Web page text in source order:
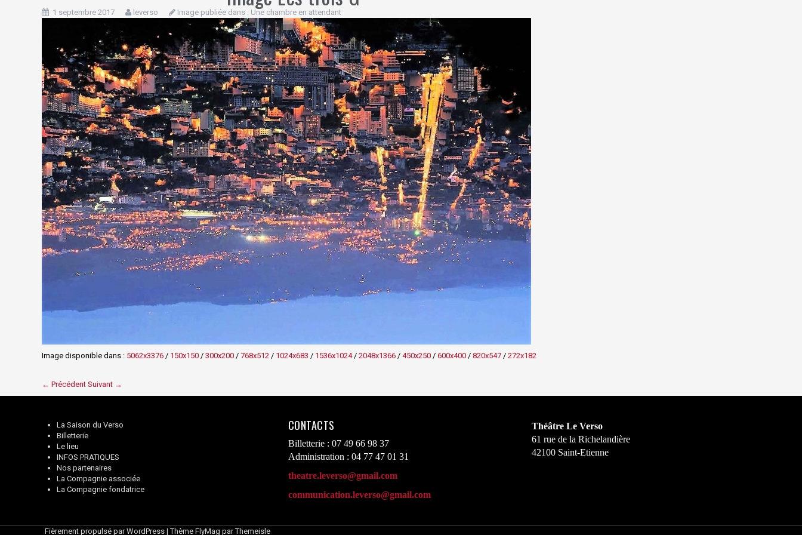
1 septembre 2017 leverso Image publiée dans : Une chambre en attendant
Image disponible dans : 5062x3376/ 150x150/ 300x200/ 768x512/ 1024x683 / 1536x1024/ 2048x1366/ 450x250/ 600x400/ 820x547/ 272x182
← Précédent Suivant →
La Saison du Verso
Billetterie
Le lieu
INFOS PRATIQUES
Nos partenaires
La Compagnie associée
La Compagnie fondatrice
CONTACTS
Billetterie : 07 49 66 98 37
Administration : 04 77 47 01 31
theatre.leverso@gmail.com
communication.leverso@gmail.com
Théâtre Le Verso
61 rue de la Richelandière
42100 Saint-Etienne
Fièrement propulsé par WordPress |Thème FlyMag par Themeisle